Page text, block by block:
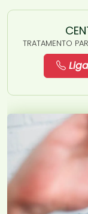
TRATAMENTO